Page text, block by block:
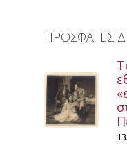
ΠΡΟΣΦΑΤΕΣ